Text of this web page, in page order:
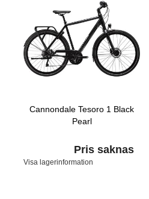
Cannondale Tesoro 1 Black
Pearl
Pris saknas
Visa lagerinformation